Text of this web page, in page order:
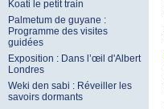
Koati le petit train
Palmetum de guyane :
Programme des visites
guidées
Exposition : Dans l’œil d'Albert
Londres
Weki den sabi : Réveiller les
savoirs dormants